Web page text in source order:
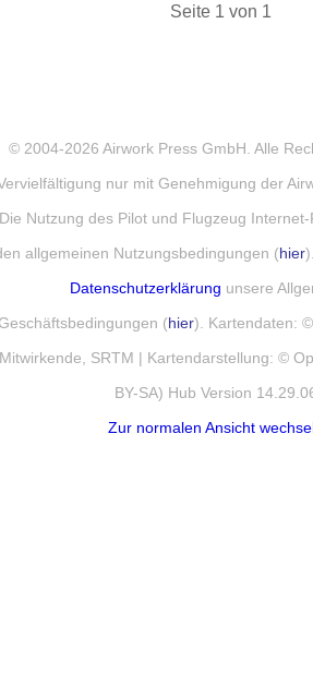
Seite 1 von 1
© 2004-2026 Airwork Press GmbH . Alle
nur mit Genehmigung der
Die Nutzung des Pilot und Flugzeug
allgemeinen Nutzungsbedingungen (hier
Datenschutzerklärung unsere
Geschäftsbedingungen (hier). Kartendaten:
Mitwirkende, SRTM | Kartendarstellung: ©
BY-SA) Hub Version
Zur normalen Ansicht